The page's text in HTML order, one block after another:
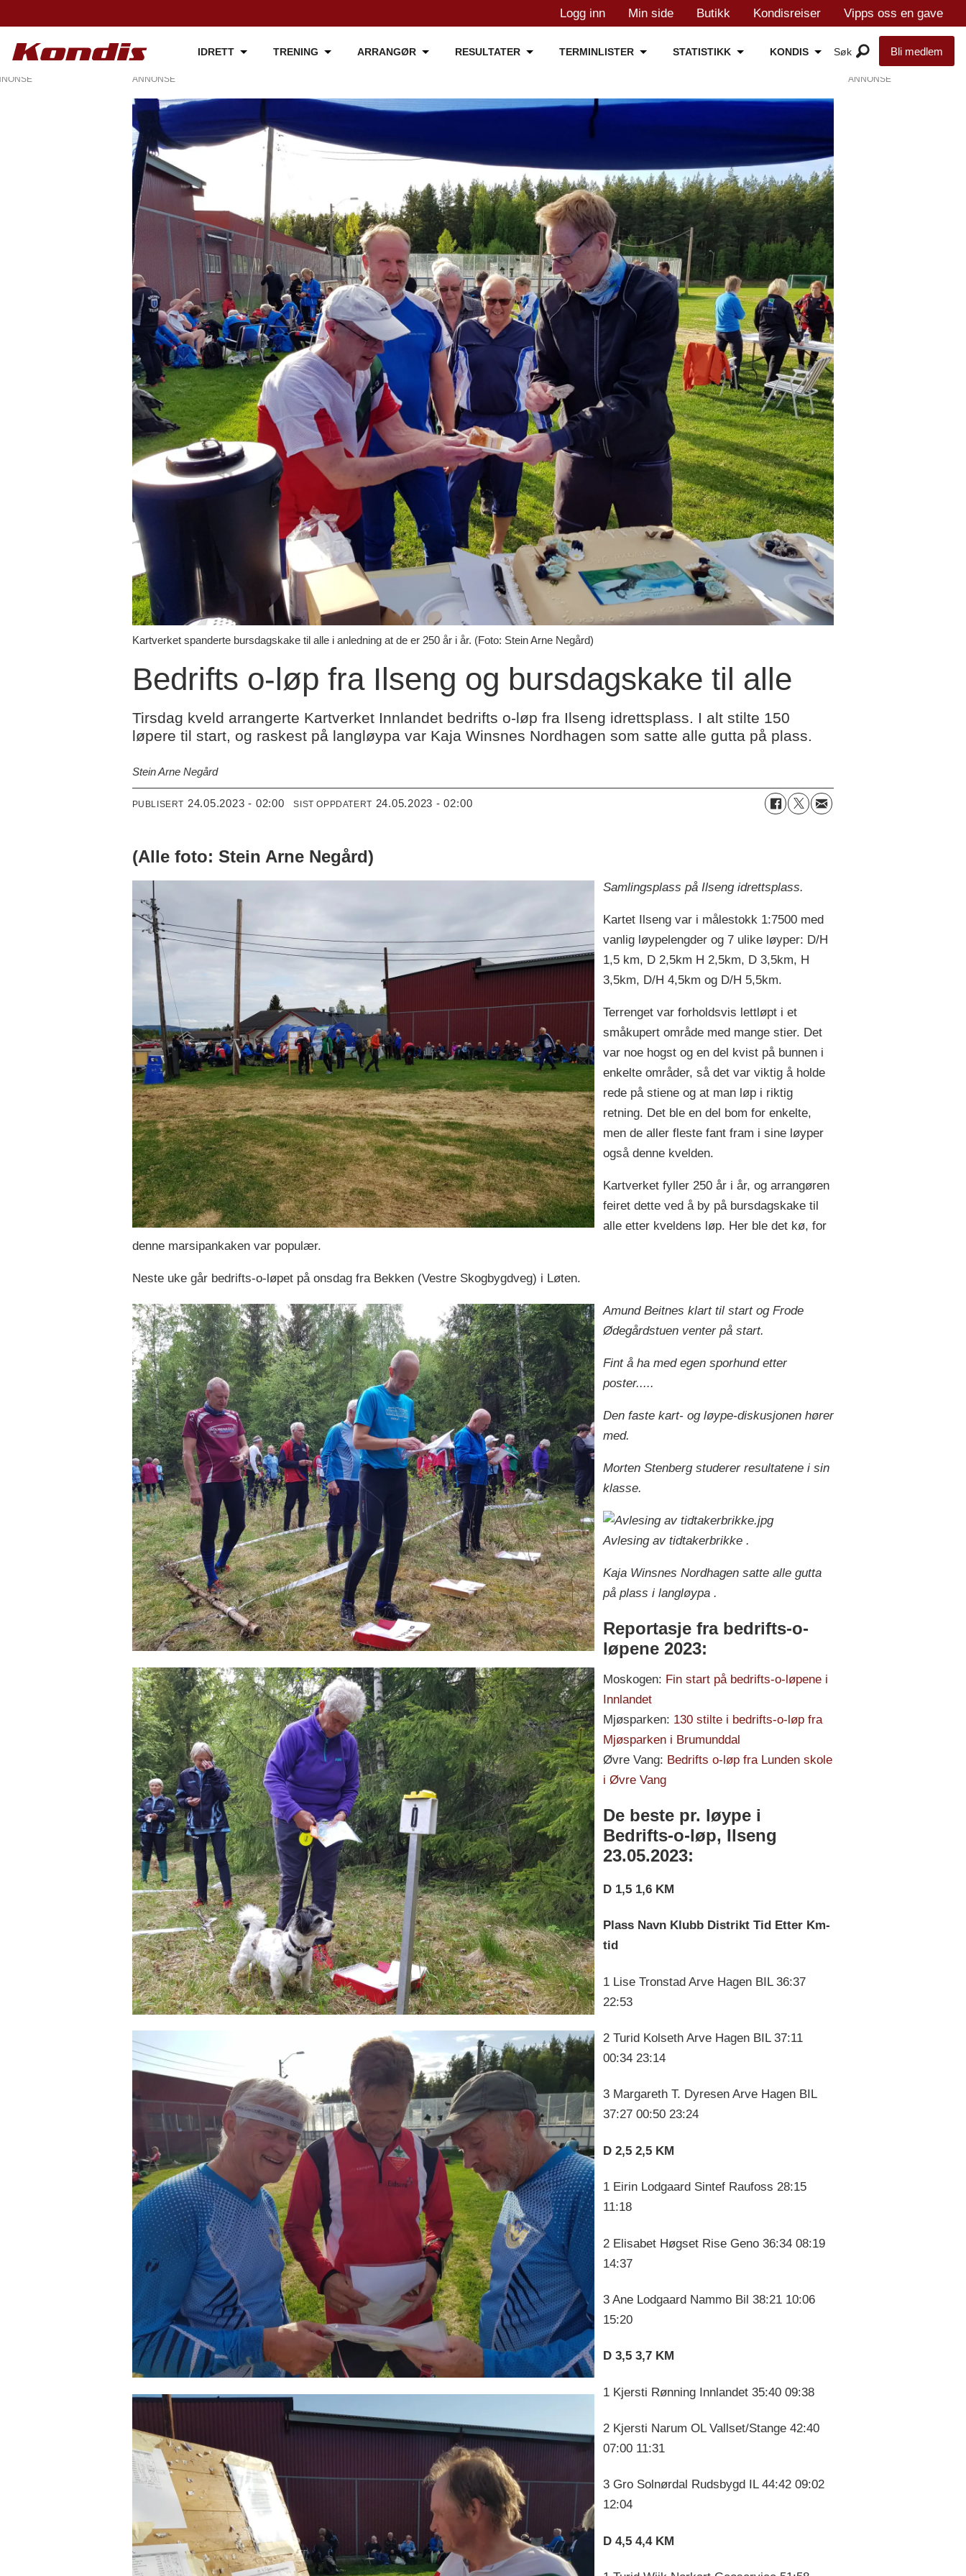
Logg inn Min side Butikk Kondisreiser Vipps oss en gave
IDRETT TRENING ARRANGØR RESULTATER TERMINLISTER STATISTIKK KONDIS Bli medlem
ANNONSE
Kartverket spanderte bursdagskake til alle i anledning at de er 250 år i år. (Foto: Stein Arne Negård)
Bedrifts o-løp fra Ilseng og bursdagskake til alle
Tirsdag kveld arrangerte Kartverket Innlandet bedrifts o-løp fra Ilseng idrettsplass. I alt stilte 150
løpere til start, og raskest på langløypa var Kaja Winsnes Nordhagen som satte alle gutta på plass.
Stein Arne Negård
PUBLISERT 24.05.2023 - 02:00 SIST OPPDATERT 24.05.2023 - 02:00
(Alle foto: Stein Arne Negård)
Samlingsplass på Ilseng idrettsplass.
Kartet Ilseng var i målestokk 1:7500 med
vanlig løypelengder og 7 ulike løyper: D/H
1,5 km, D 2,5km H 2,5km, D 3,5km, H
3,5km, D/H 4,5km og D/H 5,5km.
Terrenget var forholdsvis lettløpt i et
småkupert område med mange stier. Det
var noe hogst og en del kvist på bunnen i
enkelte områder, så det var viktig å holde
rede på stiene og at man løp i riktig
retning. Det ble en del bom for enkelte,
men de aller fleste fant fram i sine løyper
også denne kvelden.
Kartverket fyller 250 år i år, og arrangøren
feiret dette ved å by på bursdagskake til
alle etter kveldens løp. Her ble det kø, for
denne marsipankaken var populær.
Neste uke går bedrifts-o-løpet på onsdag fra Bekken (Vestre Skogbygdveg) i Løten.
Amund Beitnes klart til start og Frode
Ødegårdstuen venter på start.
Fint å ha med egen sporhund etter
poster.....
Den faste kart- og løype-diskusjonen hører
med.
Morten Stenberg studerer resultatene i sin
klasse.
Avlesing av tidtakerbrikke .
Kaja Winsnes Nordhagen satte alle gutta
på plass i langløypa .
Reportasje fra bedrifts-o-
løpene 2023:
Moskogen: Fin start på bedrifts-o-løpene i
Innlandet
Mjøsparken: 130 stilte i bedrifts-o-løp fra
Mjøsparken i Brumunddal
Øvre Vang: Bedrifts o-løp fra Lunden skole
i Øvre Vang
De beste pr. løype i
Bedrifts-o-løp, Ilseng
23.05.2023:
D 1,5 1,6 KM
Plass Navn Klubb Distrikt Tid Etter Km-
tid
1 Lise Tronstad Arve Hagen BIL 36:37
22:53
2 Turid Kolseth Arve Hagen BIL 37:11
00:34 23:14
3 Margareth T. Dyresen Arve Hagen BIL
37:27 00:50 23:24
D 2,5 2,5 KM
1 Eirin Lodgaard Sintef Raufoss 28:15
11:18
2 Elisabet Høgset Rise Geno 36:34 08:19
14:37
3 Ane Lodgaard Nammo Bil 38:21 10:06
15:20
D 3,5 3,7 KM
1 Kjersti Rønning Innlandet 35:40 09:38
2 Kjersti Narum OL Vallset/Stange 42:40
07:00 11:31
3 Gro Solnørdal Rudsbygd IL 44:42 09:02
12:04
D 4,5 4,4 KM
ANNONSE